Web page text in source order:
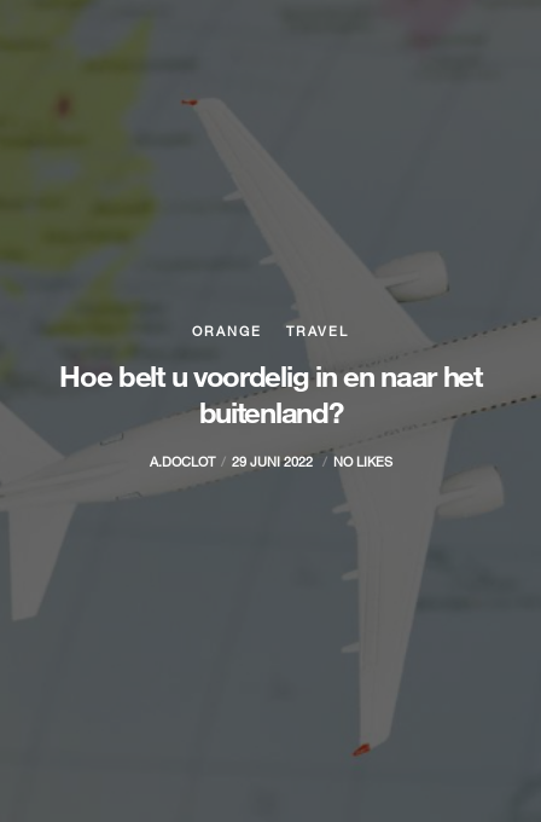
ORANGE TRAVEL
Hoe belt u voordelig in en naar het
buitenland?
A.DOCLOT 29 JUNI 2022 NO LIKES